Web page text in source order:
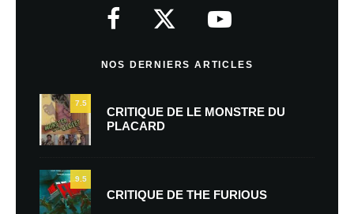
NOS DERNIERS ARTICLES
7.5
CRITIQUE DE LE MONSTRE DU
PLACARD
9.5
CRITIQUE DE THE FURIOUS